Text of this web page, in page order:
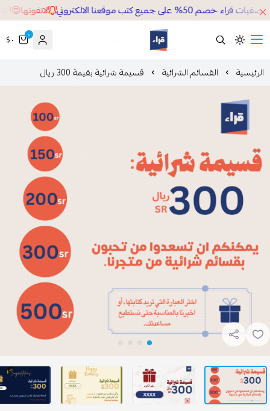
50% على جميع كتب موقعنا الالكتروني لاتفوتها😍!
قراء ٠ $
القسائم الشرائية قسيمة شرائية بقيمة 300 ريال